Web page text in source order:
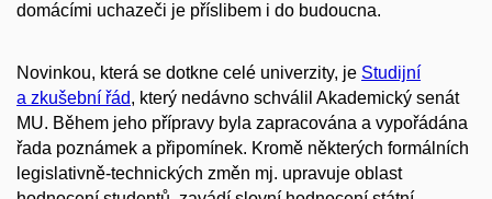
domácími uchazeči je příslibem i do budoucna.
Novinkou, která se dotkne celé univerzity, je Studijní
a zkušební řád, který nedávno schválil Akademický senát
MU. Během jeho přípravy byla zapracována a vypořádána
řada poznámek a připomínek. Kromě některých formálních
legislativně-technických změn mj. upravuje oblast